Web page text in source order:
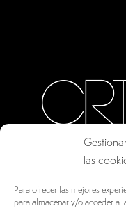
las
Para ofrecer las mejores
para almacenar y/o acceder a